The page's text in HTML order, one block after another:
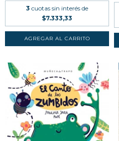
3 cuotas sin interés de
$7.333,33